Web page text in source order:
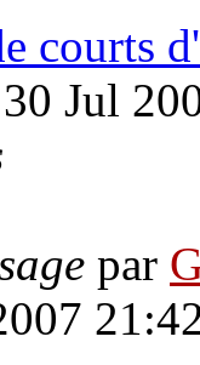
courts
Jul
par